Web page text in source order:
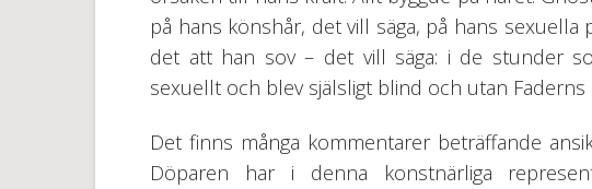
på hans könshår, det vill säga, på hans
det att han sov – det vill säga: i de stunder
sexuellt och blev själsligt blind och utan
Det finns många kommentarer beträffande
Döparen har i denna konstnärliga